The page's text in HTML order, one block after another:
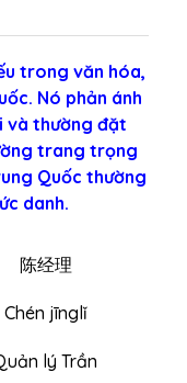
trong văn hóa,
Nó phản ánh
và thường đặt
trang trọng
Quốc thường
danh.
陈经理
Chén jīnglǐ
lý Trần